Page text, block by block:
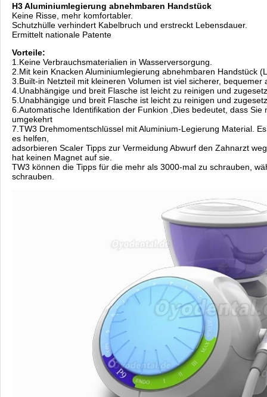
H3 Aluminiumlegierung abnehmbaren Handstück
Keine Risse, mehr komfortabler.
Schutzhülle verhindert Kabelbruch und erstreckt Lebensdauer.
Ermittelt nationale Patente
Vorteile:
1.Keine Verbrauchsmaterialien in Wasserversorgung.
2.Mit kein Knacken Aluminiumlegierung abnehmbaren Handstück
3.Built-in Netzteil mit kleineren Volumen ist viel sicherer, bequemer
4.Unabhängige und breit Flasche ist leicht zu reinigen und
5.Unabhängige und breit Flasche ist leicht zu reinigen und
6.Automatische Identifikation der Funkion ,Dies bedeutet, dass
umgekehrt
7.TW3 Drehmomentschlüssel mit Aluminium-Legierung Material.
es helfen,
adsorbieren Scaler Tipps zur Vermeidung Abwurf den Zahnarzt
hat keinen Magnet auf sie.
TW3 können die Tipps für die mehr als 3000-mal zu schrauben,
schrauben.